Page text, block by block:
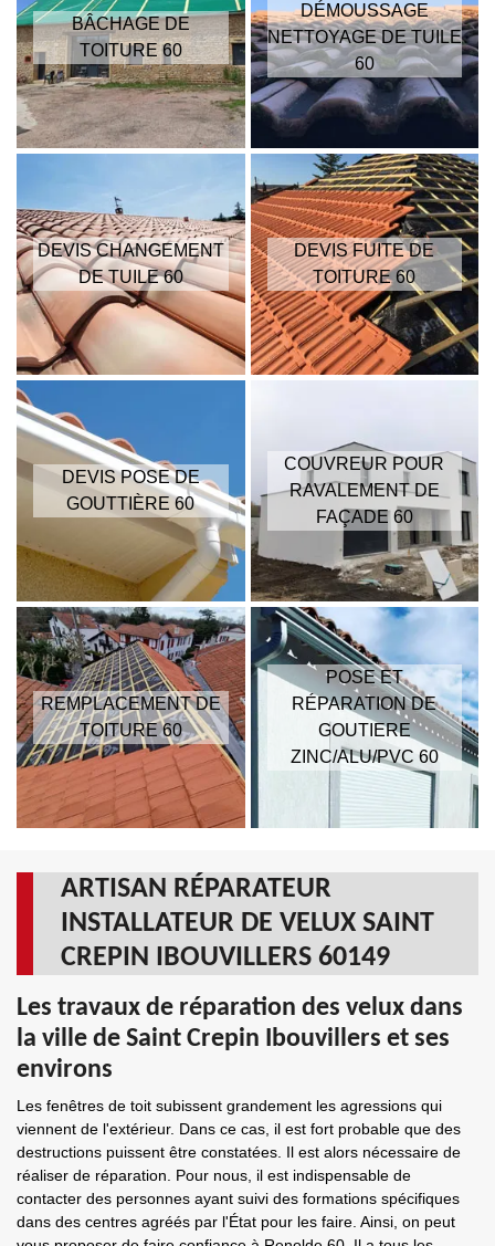
BÂCHAGE DE
TOITURE 60
DÉMOUSSAGE
NETTOYAGE DE TUILE
60
DEVIS CHANGEMENT
DE TUILE 60
DEVIS FUITE DE
TOITURE 60
DEVIS POSE DE
GOUTTIÈRE 60
COUVREUR POUR
RAVALEMENT DE
FAÇADE 60
REMPLACEMENT DE
TOITURE 60
POSE ET
RÉPARATION DE
GOUTIERE
ZINC/ALU/PVC 60
ARTISAN RÉPARATEUR
INSTALLATEUR DE VELUX SAINT
CREPIN IBOUVILLERS 60149
Les travaux de réparation des velux dans
la ville de Saint Crepin Ibouvillers et ses
environs
Les fenêtres de toit subissent grandement les agressions qui
viennent de l'extérieur. Dans ce cas, il est fort probable que des
destructions puissent être constatées. Il est alors nécessaire de
réaliser de réparation. Pour nous, il est indispensable de
contacter des personnes ayant suivi des formations spécifiques
dans des centres agréés par l'État pour les faire. Ainsi, on peut